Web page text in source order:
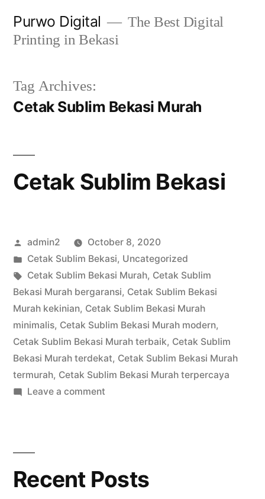
Purwo Digital
The Best Digital
Printing in Bekasi
Tag Archives:
Cetak Sublim Bekasi Murah
Cetak Sublim Bekasi
Posted
by
admin2
October 8, 2020
Posted
in
Cetak Sublim Bekasi, Uncategorized
Tags:
Cetak Sublim Bekasi Murah, Cetak Sublim
Bekasi Murah bergaransi, Cetak Sublim Bekasi
Murah kekinian, Cetak Sublim Bekasi Murah
minimalis, Cetak Sublim Bekasi Murah modern,
Cetak Sublim Bekasi Murah terbaik, Cetak Sublim
Bekasi Murah terdekat, Cetak Sublim Bekasi Murah
termurah, Cetak Sublim Bekasi Murah terpercaya
Leave a commenton
Recent Posts